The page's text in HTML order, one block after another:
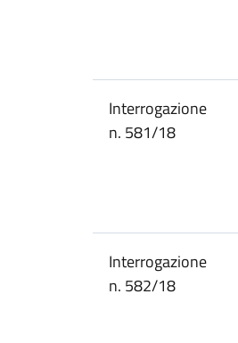
Interrogazione
n. 581/18
Interrogazione
n. 582/18